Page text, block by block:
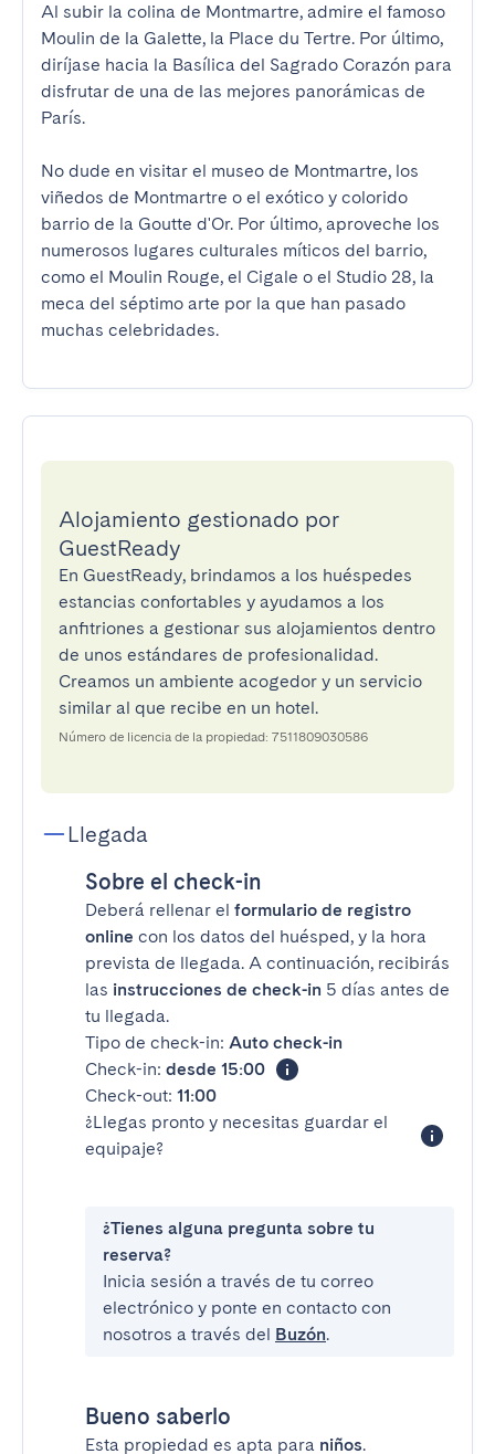
Al subir la colina de Montmartre, admire el famoso
Moulin de la Galette, la Place du Tertre. Por último,
diríjase hacia la Basílica del Sagrado Corazón para
disfrutar de una de las mejores panorámicas de
París.
No dude en visitar el museo de Montmartre, los
viñedos de Montmartre o el exótico y colorido
barrio de la Goutte d'Or. Por último, aproveche los
numerosos lugares culturales míticos del barrio,
como el Moulin Rouge, el Cigale o el Studio 28, la
meca del séptimo arte por la que han pasado
muchas celebridades.
Alojamiento gestionado por
GuestReady
En GuestReady, brindamos a los huéspedes
estancias confortables y ayudamos a los
anfitriones a gestionar sus alojamientos dentro
de unos estándares de profesionalidad.
Creamos un ambiente acogedor y un servicio
similar al que recibe en un hotel.
Número de licencia de la propiedad: 7511809030586
Llegada
Sobre el check-in
Deberá rellenar el formulario de registro
online con los datos del huésped, y la hora
prevista de llegada. A continuación, recibirás
las instrucciones de check-in 5 días antes de
tu llegada.
Tipo de check-in: Auto check-in
Check-in: desde 15:00
Check-out: 11:00
¿Llegas pronto y necesitas guardar el
equipaje?
¿Tienes alguna pregunta sobre tu
reserva?
Inicia sesión a través de tu correo
electrónico y ponte en contacto con
nosotros a través del Buzón.
Bueno saberlo
Esta propiedad es apta para niños.